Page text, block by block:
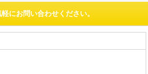
にお問い合わせください。